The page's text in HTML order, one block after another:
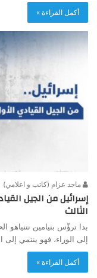
أكمل القراءة »
ماجد عزام (كاتب و اعلامي)
إسرائيل من الجيل
الثالث
بدا ترؤّس بنيامين
إلى الوراء، فهو ينتمي
أكمل القراءة »